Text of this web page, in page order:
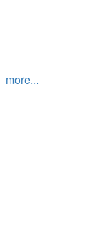
more...